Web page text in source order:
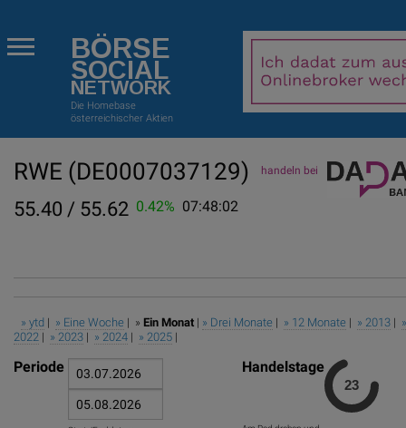
BÖRSE
SOCIAL
NETWORK
Die Homebase
österreichischer Aktien
RWE (DE0007037129) handeln bei
55.40 / 55.62 0.42% 07:48:02
» ytd | » Eine Woche | » Ein Monat | » Drei Monate | » 12 Monate | » 2013 |
2022 | » 2023 | » 2024 | » 2025 |
Periode Handelstage